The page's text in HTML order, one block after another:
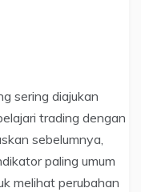
sering diajukan
trading dengan
sebelumnya,
paling umum
melihat perubahan